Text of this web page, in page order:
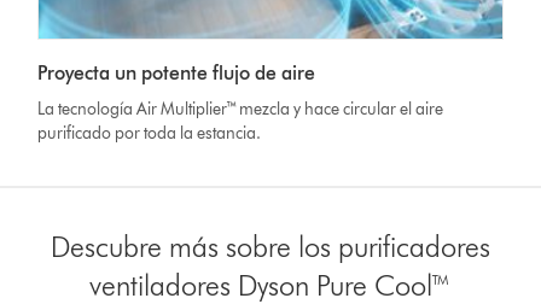
Proyecta un potente flujo de aire
La tecnología Air Multiplier™ mezcla y hace circular el aire
purificado por toda la estancia.
Descubre más sobre los purificadores
ventiladores Dyson Pure Cool™